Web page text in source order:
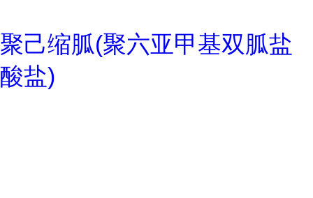
聚己缩胍(聚六亚甲基双胍盐
酸盐)